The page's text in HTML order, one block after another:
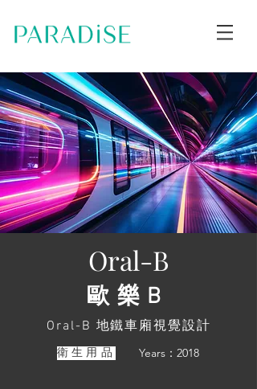
Oral-B
歐樂B
Oral-B 地鐵車廂視覺設計
衛生用品 Years：2018